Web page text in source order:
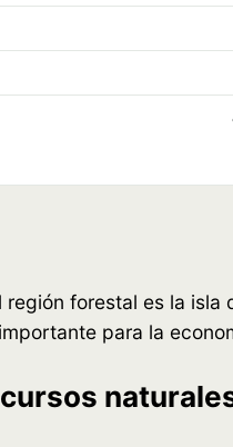
forestal es la
para la